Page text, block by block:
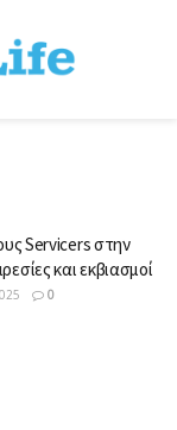
Servicers στην
και εκβιασμοί
0